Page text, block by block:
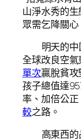
山淨水秀的生
眾需乞降關
明天的
全球改良空
單次贏脫貧
孩子總值達
率、加倍公
較之路。
高東西